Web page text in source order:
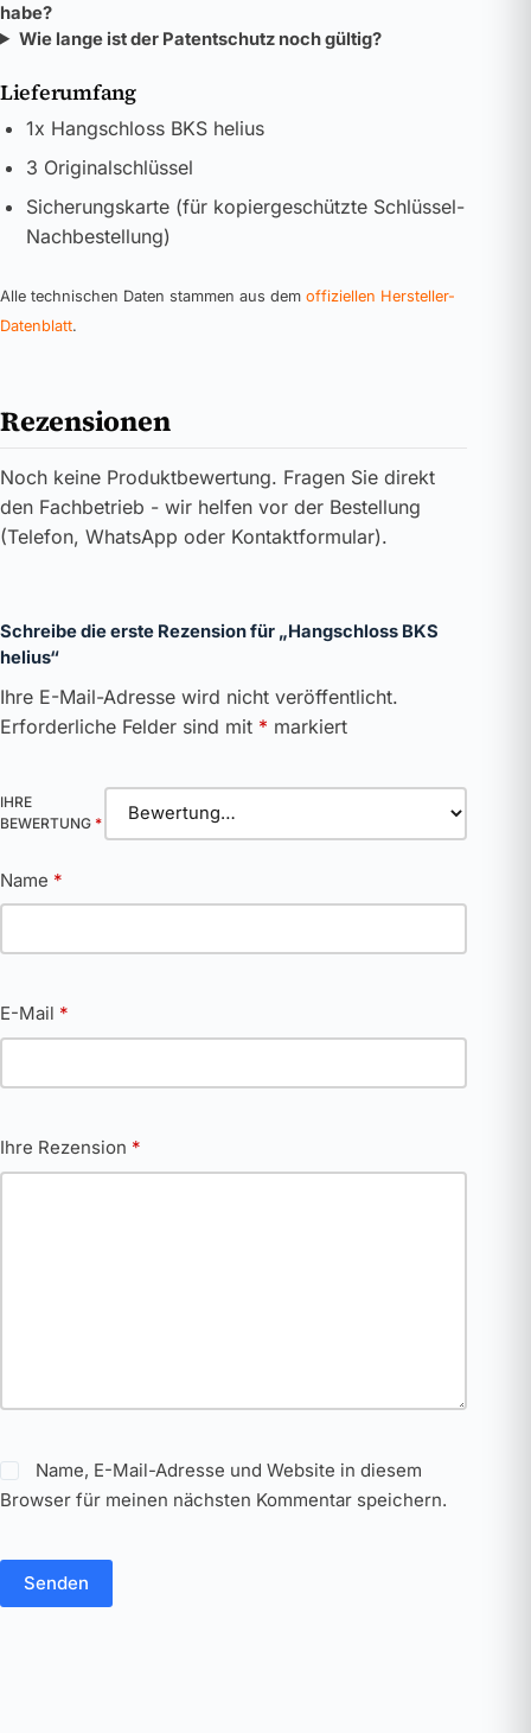
habe?
Wie lange ist der Patentschutz noch gültig?
Lieferumfang
1x Hangschloss BKS helius
3 Originalschlüssel
Sicherungskarte (für kopiergeschützte Schlüssel-
Nachbestellung)
Alle technischen Daten stammen aus dem offiziellen Hersteller-
Datenblatt.
Rezensionen
Noch keine Produktbewertung. Fragen Sie direkt
den Fachbetrieb - wir helfen vor der Bestellung
(Telefon, WhatsApp oder Kontaktformular).
Schreibe die erste Rezension für „Hangschloss BKS
helius“
Ihre E-Mail-Adresse wird nicht veröffentlicht.
Erforderliche Felder sind mit * markiert
IHRE
BEWERTUNG *
Name *
E-Mail *
Ihre Rezension *
Name, E-Mail-Adresse und Website in diesem
Browser für meinen nächsten Kommentar speichern.
Senden